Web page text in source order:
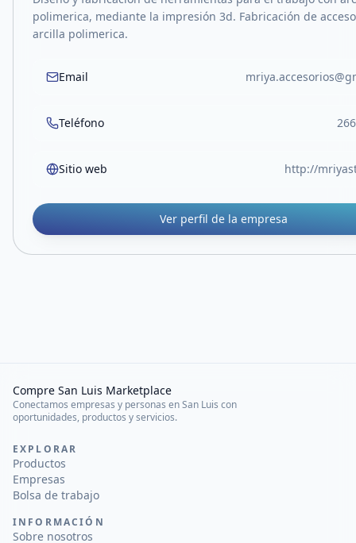
polimerica, mediante la impresión 3d. Fabricación de
arcilla polimerica.
Email
Teléfono
Sitio web http://
Ver perfil de la empresa
Compre San Luis Marketplace
Conectamos empresas y personas en San Luis con
oportunidades, productos y servicios.
EXPLORAR
Productos
Empresas
Bolsa de trabajo
INFORMACIÓN
Sobre nosotros